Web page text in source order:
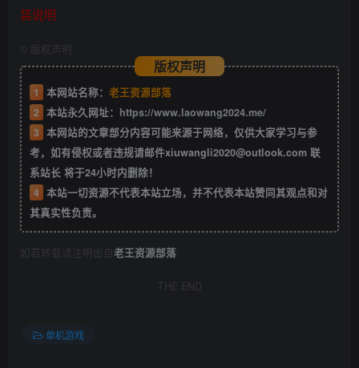
装说明
版权声明
版权声明
1 本网站名称： 老王资源部落
2 本站永久网址： https://www.laowang2024.me/
3 本网站的文章部分内容可能来源于网络，仅供大家学习与参
考，如有侵权或者违规请邮件xiuwangli2020@outlook.com 联
系站长 将于24小时内删除！
4 本站一切资源不代表本站立场，并不代表本站赞同其观点和对
其真实性负责。
如若转载请注明出自老王资源部落
THE END
单机游戏